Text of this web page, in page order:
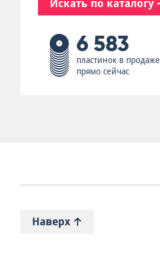
Искать по каталогу
6 583
пластинок в продаже
прямо сейчас
Наверх